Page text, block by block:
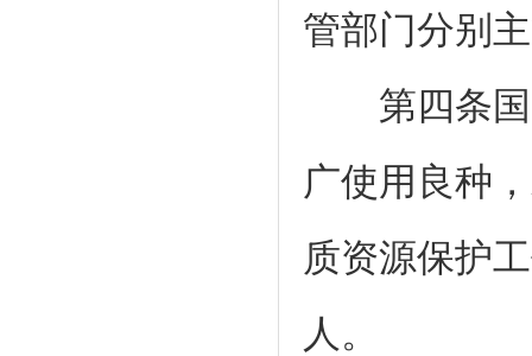
管部门分别
第四条国
广使用良种
质资源保护
人。